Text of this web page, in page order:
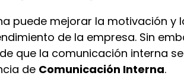
puede mejorar la motivación y
de la empresa. Sin
que la comunicación interna
de Comunicación Interna.